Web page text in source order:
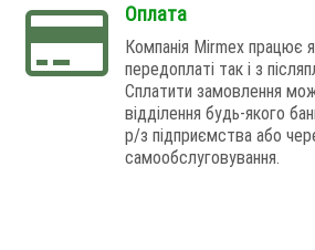
Оплата
Компанія Mirmex працює
передоплаті так і з
Сплатити замовлення
відділення будь-якого
р/з підприємства або
самообслуговування.